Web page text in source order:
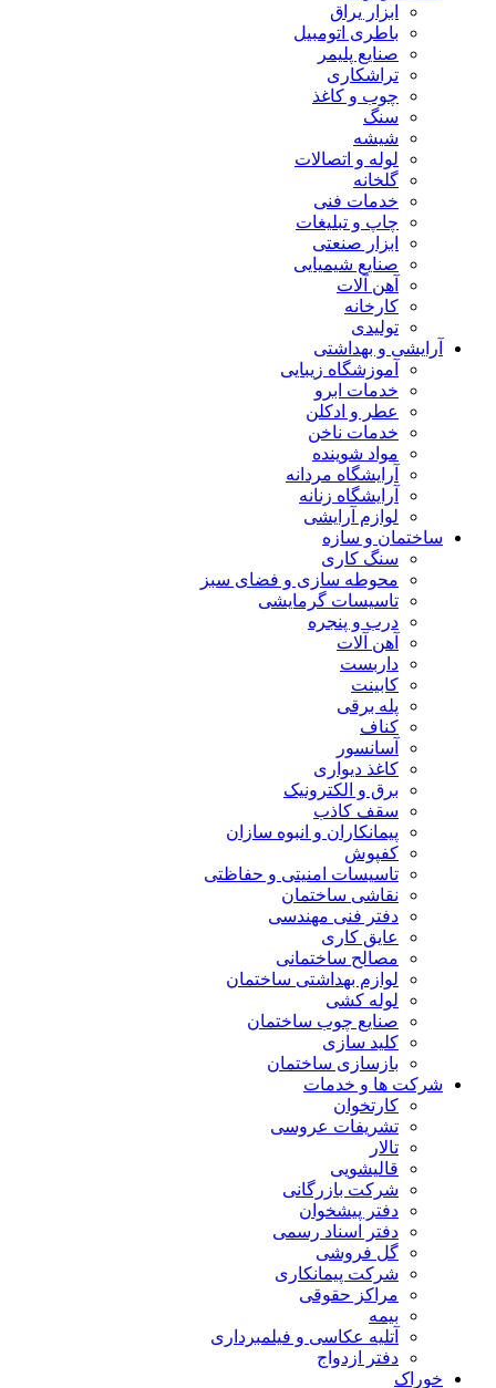
ابزار یراق
باطری اتومبیل
صنایع پلیمر
تراشکاری
چوب و کاغذ
سنگ
شیشه
لوله و اتصالات
گلخانه
خدمات فنی
چاپ و تبلیغات
ابزار صنعتی
صنایع شیمیایی
آهن آلات
کارخانه
تولیدی
آرایشی و بهداشتی
آموزشگاه زیبایی
خدمات ابرو
عطر و ادکلن
خدمات ناخن
مواد شوینده
آرایشگاه مردانه
آرایشگاه زنانه
لوازم آرایشی
ساختمان و سازه
سنگ کاری
محوطه سازی و فضای سبز
تاسیسات گرمایشی
درب و پنجره
آهن آلات
داربست
کابینت
پله برقی
کناف
آسانسور
کاغذ دیواری
برق و الکترونیک
سقف کاذب
پیمانکاران و انبوه سازان
کفپوش
تاسیسات امنیتی و حفاظتی
نقاشی ساختمان
دفتر فنی مهندسی
عایق کاری
مصالح ساختمانی
لوازم بهداشتی ساختمان
لوله کشی
صنایع چوب ساختمان
کلید سازی
بازسازی ساختمان
شرکت ها و خدمات
کارتخوان
تشریفات عروسی
تالار
قالیشویی
شرکت بازرگانی
دفتر پیشخوان
دفتر اسناد رسمی
گل فروشی
شرکت پیمانکاری
مراکز حقوقی
بیمه
آتلیه عکاسی و فیلمبرداری
دفتر ازدواج
خوراک